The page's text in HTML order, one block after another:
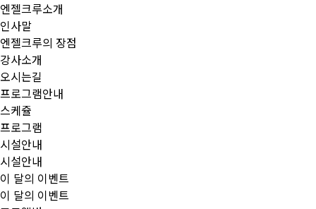
엔젤크루소개
인사말
엔젤크루의 장점
강사소개
오시는길
프로그램안내
스케쥴
프로그램
시설안내
시설안내
이 달의 이벤트
이 달의 이벤트